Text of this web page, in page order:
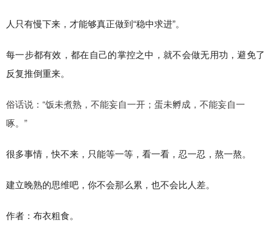
人只有慢下来，才能够真正做到“稳中求进”。
每一步都有效，都在自己的掌控之中，就不会做无用功，避免了
反复推倒重来。
俗话说：“饭未煮熟，不能妄自一开；蛋未孵成，不能妄自一
啄。”
很多事情，快不来，只能等一等，看一看，忍一忍，熬一熬。
建立晚熟的思维吧，你不会那么累，也不会比人差。
作者：布衣粗食。